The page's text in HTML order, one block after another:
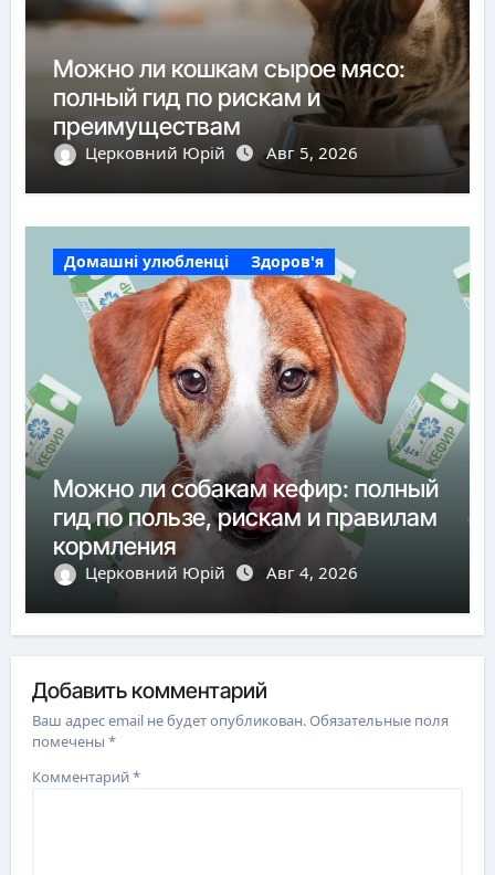
Можно ли кошкам сырое мясо:
полный гид по рискам и
преимуществам
Церковний Юрій Авг 5, 2026
Домашні улюбленці Здоров'я
Можно ли собакам кефир: полный
гид по пользе, рискам и правилам
кормления
Церковний Юрій Авг 4, 2026
Добавить комментарий
Ваш адрес email не будет опубликован.Обязательные поля
помечены*
Комментарий*